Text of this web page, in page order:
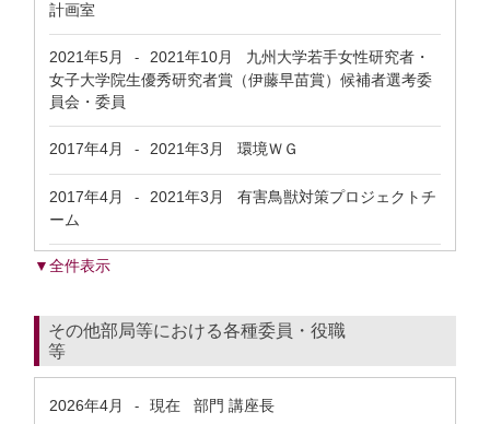
計画室
2021年5月 - 2021年10月
九州大学若手女性研究者・
女子大学院生優秀研究者賞（伊藤早苗賞）候補者選考委
員会・委員
2017年4月 - 2021年3月 環境ＷＧ
2017年4月 - 2021年3月
有害鳥獣対策プロジェクトチ
ーム
▼全件表示
その他部局等における各種委員・役職
等
2026年4月 - 現在 部門 講座長